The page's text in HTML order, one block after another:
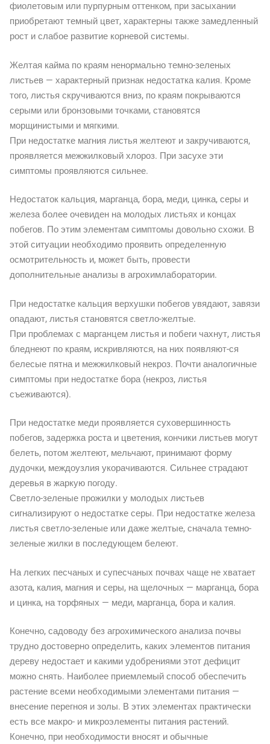
фиолетовым или пурпурным оттенком, при засыхании
приобретают темный цвет, характерны также замедленный
рост и слабое развитие корневой системы.
Желтая кайма по краям ненормально темно-зеленых
листьев — характерный признак недостатка калия. Кроме
того, листья скручиваются вниз, по краям покрываются
серыми или бронзовыми точками, становятся
морщинистыми и мягкими.
При недостатке магния листья желтеют и закручиваются,
проявляется межжилковый хлороз. При засухе эти
симптомы проявляются сильнее.
Недостаток кальция, марганца, бора, меди, цинка, серы и
железа более очевиден на молодых листьях и концах
побегов. По этим элементам симптомы довольно схожи. В
этой ситуации необходимо проявить определенную
осмотрительность и, может быть, провести
дополнительные анализы в агрохимлаборатории.
При недостатке кальция верхушки побегов увядают, завязи
опадают, листья становятся светло-желтые.
При проблемах с марганцем листья и побеги чахнут, листья
бледнеют по краям, искривляются, на них появляют-ся
белесые пятна и межжилковый некроз. Почти аналогичные
симптомы при недостатке бора (некроз, листья
съеживаются).
При недостатке меди проявляется суховершинность
побегов, задержка роста и цветения, кончики листьев могут
белеть, потом желтеют, мельчают, принимают форму
дудочки, междоузлия укорачиваются. Сильнее страдают
деревья в жаркую погоду.
Светло-зеленые прожилки у молодых листьев
сигнализируют о недостатке серы. При недостатке железа
листья светло-зеленые или даже желтые, сначала темно-
зеленые жилки в последующем белеют.
На легких песчаных и супесчаных почвах чаще не хватает
азота, калия, магния и серы, на щелочных — марганца, бора
и цинка, на торфяных — меди, марганца, бора и калия.
Конечно, садоводу без агрохимического анализа почвы
трудно достоверно определить, каких элементов питания
дереву недостает и какими удобрениями этот дефицит
можно снять. Наиболее приемлемый способ обеспечить
растение всеми необходимыми элементами питания —
внесение перегноя и золы. В этих элементах практически
есть все макро- и микроэлементы питания растений.
Конечно, при необходимости вносят и обычные